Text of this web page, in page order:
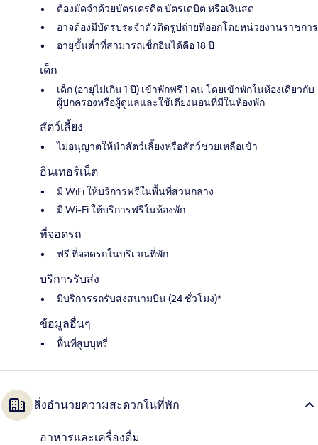
ต้องมัดจำด้วยบัตรเครดิต บัตรเดบิต หรือเงินสด
อาจต้องมีบัตรประจำตัวติดรูปถ่ายที่ออกโดยหน่วยงานราชการ
อายุขั้นต่ำที่สามารถเช็กอินได้คือ 18 ปี
เด็ก
เด็ก (อายุไม่เกิน 1 ปี) เข้าพักฟรี 1 คน โดยเข้าพักในห้องเดียวกับ
ผู้ปกครองหรือผู้ดูแลและใช้เตียงนอนที่มีในห้องพัก
สัตว์เลี้ยง
ไม่อนุญาตให้นำสัตว์เลี้ยงหรือสัตว์ช่วยเหลือเข้า
อินเทอร์เน็ต
มี WiFi ให้บริการฟรีในพื้นที่ส่วนกลาง
มี Wi-Fi ให้บริการฟรีในห้องพัก
ที่จอดรถ
ฟรี ที่จอดรถในบริเวณที่พัก
บริการรับส่ง
มีบริการรถรับส่งสนามบิน (24 ชั่วโมง)*
ข้อมูลอื่นๆ
พื้นที่สูบบุหรี่
สิ่งอำนวยความสะดวกในที่พัก
อาหารและเครื่องดื่ม